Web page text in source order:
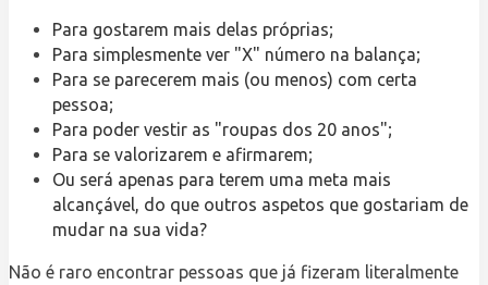
Para gostarem mais delas próprias;
Para simplesmente ver "X" número na balança;
Para se parecerem mais (ou menos) com certa
pessoa;
Para poder vestir as "roupas dos 20 anos";
Para se valorizarem e afirmarem;
Ou será apenas para terem uma meta mais
alcançável, do que outros aspetos que gostariam de
mudar na sua vida?
Não é raro encontrar pessoas que já fizeram literalmente